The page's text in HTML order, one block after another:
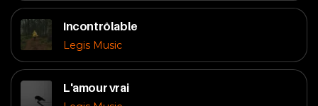
Incontrôlable
Legis Music
L'amour vrai